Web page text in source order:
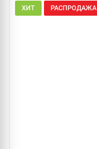
ХИТ РАСПРОДАЖА